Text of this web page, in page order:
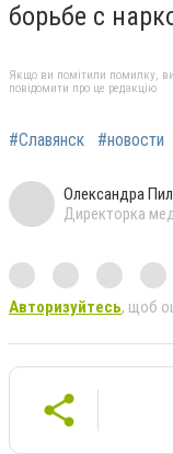
борьбе с
Якщо ви помітили помилку,
повідомити про це редакцію
#Славянск #новости
Олександра
Директорка
Авторизуйтесь, щоб